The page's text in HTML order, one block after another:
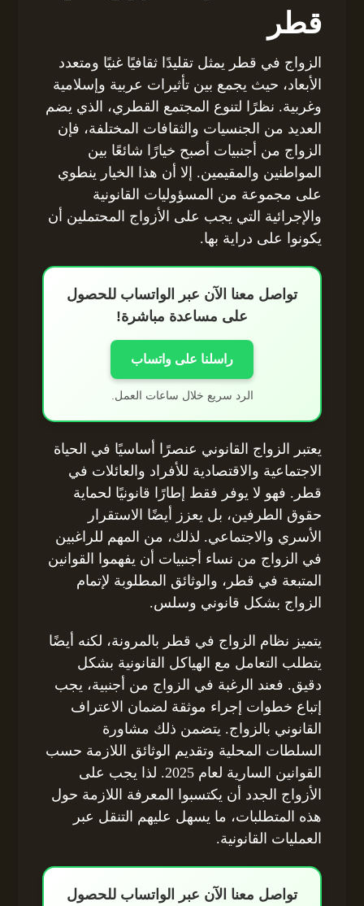
قطر
الزواج في قطر يمثل تقليدًا ثقافيًا غنيًا ومتعدد
الأبعاد، حيث يجمع بين تأثيرات عربية وإسلامية
وغربية. نظرًا لتنوع المجتمع القطري، الذي يضم
العديد من الجنسيات والثقافات المختلفة، فإن
الزواج من أجنبيات أصبح خيارًا شائعًا بين
المواطنين والمقيمين. إلا أن هذا الخيار ينطوي
على مجموعة من المسؤوليات القانونية
والإجرائية التي يجب على الأزواج المحتملين أن
يكونوا على دراية بها.
تواصل معنا الآن عبر الواتساب للحصول
على مساعدة مباشرة!
راسلنا على واتساب
الرد سريع خلال ساعات العمل.
يعتبر الزواج القانوني عنصرًا أساسيًا في الحياة
الاجتماعية والاقتصادية للأفراد والعائلات في
قطر. فهو لا يوفر فقط إطارًا قانونيًا لحماية
حقوق الطرفين، بل يعزز أيضًا الاستقرار
الأسري والاجتماعي. لذلك، من المهم للراغبين
في الزواج من نساء أجنبيات أن يفهموا القوانين
المتبعة في قطر، والوثائق المطلوبة لإتمام
الزواج بشكل قانوني وسلس.
يتميز نظام الزواج في قطر بالمرونة، لكنه أيضًا
يتطلب التعامل مع الهياكل القانونية بشكل
دقيق. فعند الرغبة في الزواج من أجنبية، يجب
إتباع خطوات إجراء موثقة لضمان الاعتراف
القانوني بالزواج. يتضمن ذلك مشاورة
السلطات المحلية وتقديم الوثائق اللازمة حسب
القوانين السارية لعام 2025. لذا يجب على
الأزواج الجدد أن يكتسبوا المعرفة اللازمة حول
هذه المتطلبات، ما يسهل عليهم التنقل عبر
العمليات القانونية.
تواصل معنا الآن عبر الواتساب للحصول